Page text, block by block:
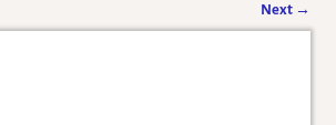
Next →